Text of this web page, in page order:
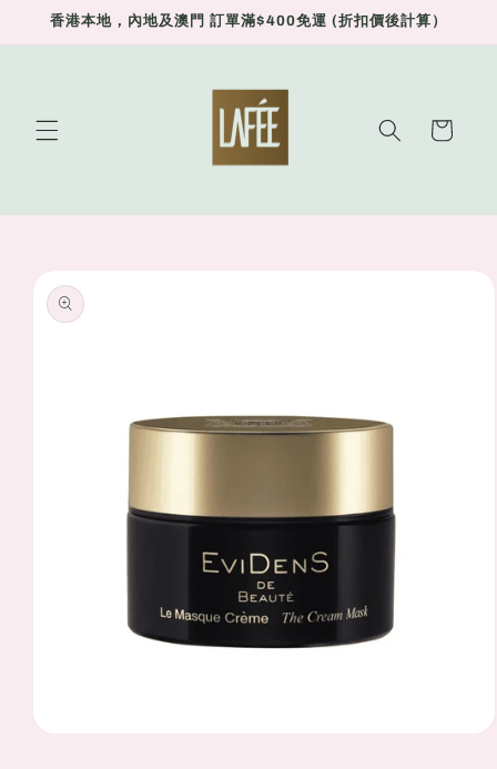
Skip to
香港本地，內地及澳門 訂單滿$400免運 (折扣價後計算）
Cart
product
information